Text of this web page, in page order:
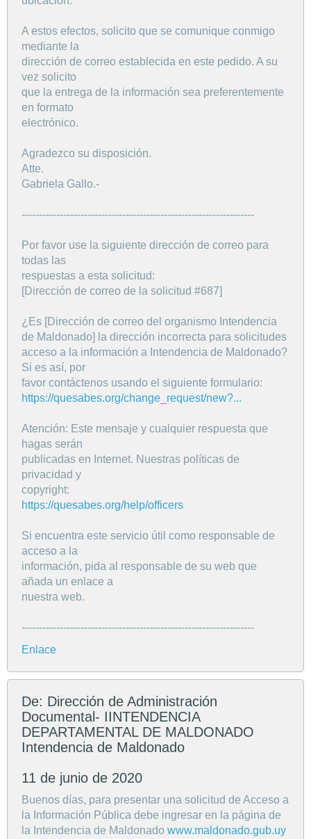
A estos efectos, solicito que se comunique conmigo
mediante la
dirección de correo establecida en este pedido. A su
vez solicito
que la entrega de la información sea preferentemente
en formato
electrónico.
Agradezco su disposición.
Atte.
Gabriela Gallo.-
-------------------------------------------------------------------
Por favor use la siguiente dirección de correo para
todas las
respuestas a esta solicitud:
[Dirección de correo de la solicitud #687]
¿Es [Dirección de correo del organismo Intendencia
de Maldonado] la dirección incorrecta para solicitudes
acceso a la información a Intendencia de Maldonado?
Si es así, por
favor contáctenos usando el siguiente formulario:
https://quesabes.org/change_request/new?...
Atención: Este mensaje y cualquier respuesta que
hagas serán
publicadas en Internet. Nuestras políticas de
privacidad y
copyright:
https://quesabes.org/help/officers
Si encuentra este servicio útil como responsable de
acceso a la
información, pida al responsable de su web que
añada un enlace a
nuestra web.
-------------------------------------------------------------------
Enlace
De: Dirección de Administración
Documental- IINTENDENCIA
DEPARTAMENTAL DE MALDONADO
Intendencia de Maldonado
11 de junio de 2020
Buenos días, para presentar una solicitud de Acceso a
la Información Pública debe ingresar en la página de
la Intendencia de Maldonado www.maldonado.gub.uy